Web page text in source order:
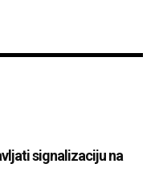
signalizaciju na